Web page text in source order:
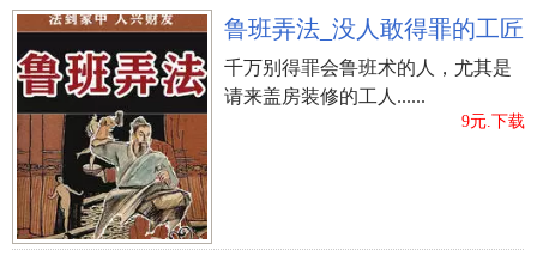
功名被阻：官受责。《梦林玄解》
梦园中遇鬼：凶，主出行不利。《梦林玄解》
功名被阻官受责 做梦被魔鬼抓
上一篇：梦到跟龙打架_周公解梦之跟龙打架_梦见跟
龙打架预示什么
鲁班弄法_没人敢得罪的工匠
千万别得罪会鲁班术的人，尤其是
请来盖房装修的工人......
9元.下载